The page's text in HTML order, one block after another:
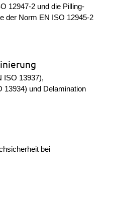
12947-2 und die Pilling-
der Norm EN ISO 12945-2
ISO 13937),
13934) und Delamination
bei